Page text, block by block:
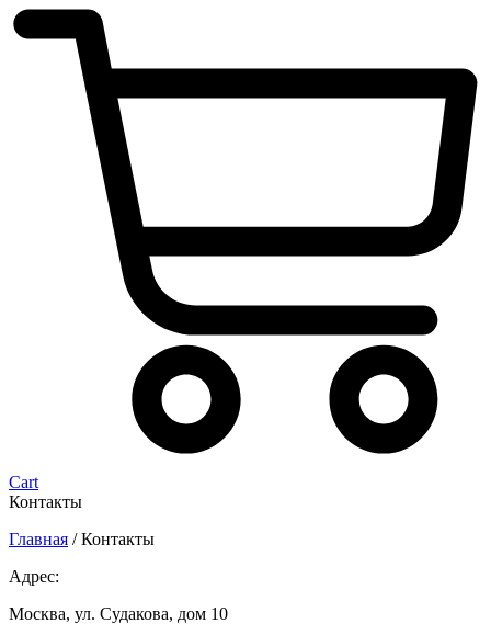
Cart
Контакты
Главная /Контакты
Адрес:
Москва, ул. Судакова, дом 10